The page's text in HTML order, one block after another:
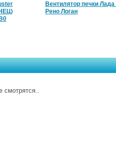
Вентилятор печки Лада
Рено Логан
смотрятся..